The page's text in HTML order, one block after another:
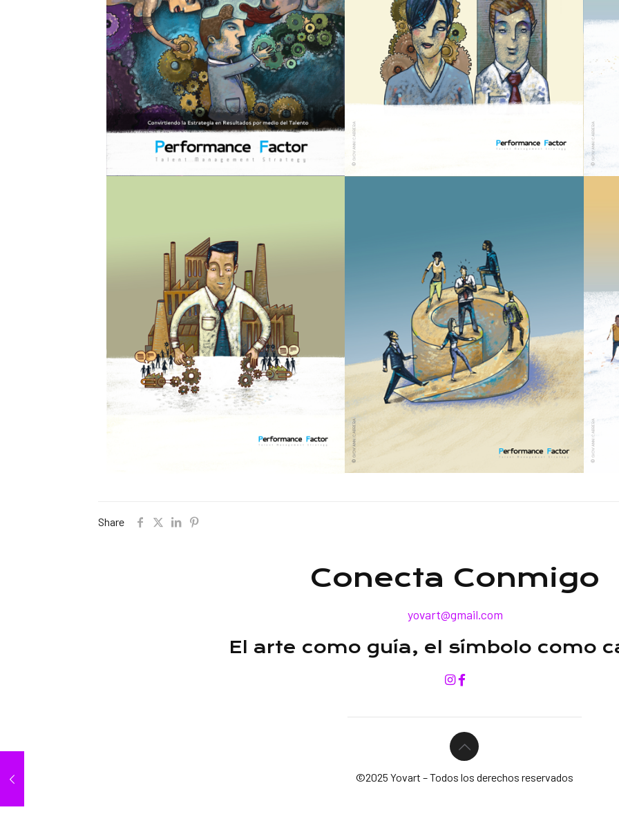
Share
Conecta Conmigo
yovart@gmail.com
El arte como guía, el símbolo como
©2025 Yovart – Todos los derechos reservados